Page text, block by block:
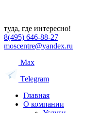
туда, где интересно!
8(495) 646-88-27
moscentre@yandex.ru
Max
Telegram
Главная
О компании